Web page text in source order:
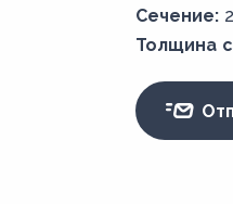
Сечение:
Толщина